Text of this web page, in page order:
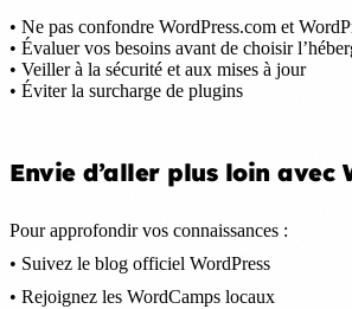
• Ne pas confondre WordPress.com et
• Évaluer vos besoins avant de choisir
• Veiller à la sécurité et aux mises à jour
• Éviter la surcharge de plugins
Envie d’aller plus loin avec
Pour approfondir vos connaissances :
• Suivez le blog officiel WordPress
• Rejoignez les WordCamps locaux